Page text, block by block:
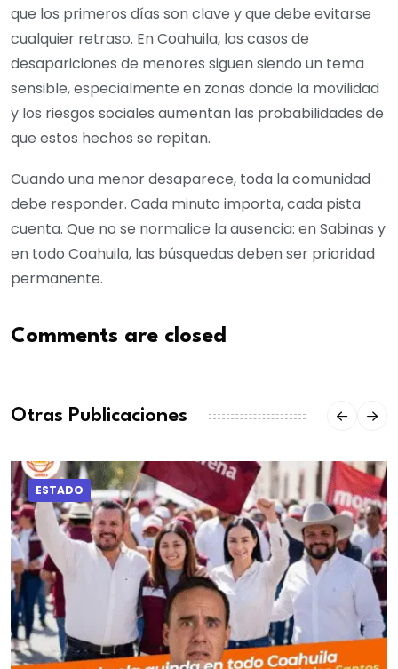
que los primeros días son clave y que debe evitarse
cualquier retraso. En Coahuila, los casos de
desapariciones de menores siguen siendo un tema
sensible, especialmente en zonas donde la movilidad
y los riesgos sociales aumentan las probabilidades de
que estos hechos se repitan.
Cuando una menor desaparece, toda la comunidad
debe responder. Cada minuto importa, cada pista
cuenta. Que no se normalice la ausencia: en Sabinas y
en todo Coahuila, las búsquedas deben ser prioridad
permanente.
Comments are closed
Otras Publicaciones
ESTADO